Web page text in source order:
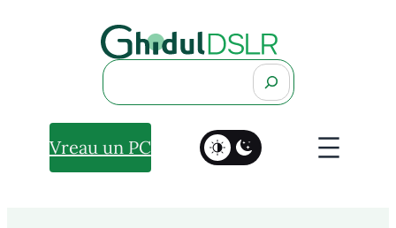
Search
Vreau un PC